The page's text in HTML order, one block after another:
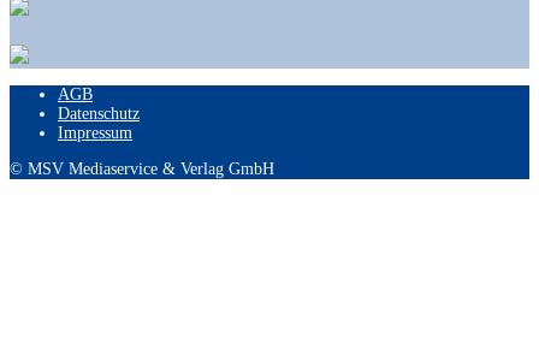
AGB
Datenschutz
Impressum
© MSV Mediaservice & Verlag GmbH